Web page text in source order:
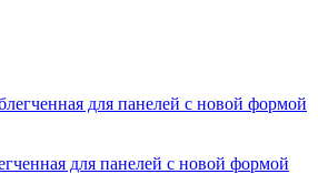
для панелей с новой формой